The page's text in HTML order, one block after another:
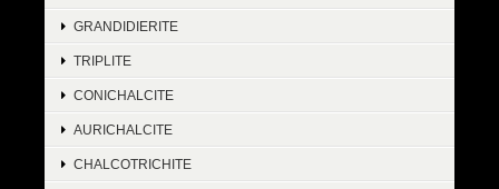
GRANDIDIERITE
TRIPLITE
CONICHALCITE
AURICHALCITE
CHALCOTRICHITE